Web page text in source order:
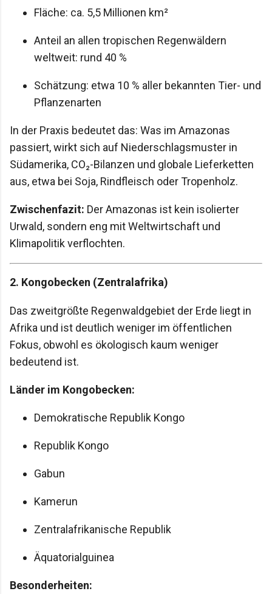
Fläche: ca. 5,5 Millionen km²
Anteil an allen tropischen Regenwäldern
weltweit: rund 40 %
Schätzung: etwa 10 % aller bekannten Tier- und
Pflanzenarten
In der Praxis bedeutet das: Was im Amazonas
passiert, wirkt sich auf Niederschlagsmuster in
Südamerika, CO₂-Bilanzen und globale Lieferketten
aus, etwa bei Soja, Rindfleisch oder Tropenholz.
Zwischenfazit: Der Amazonas ist kein isolierter
Urwald, sondern eng mit Weltwirtschaft und
Klimapolitik verflochten.
2. Kongobecken (Zentralafrika)
Das zweitgrößte Regenwaldgebiet der Erde liegt in
Afrika und ist deutlich weniger im öffentlichen
Fokus, obwohl es ökologisch kaum weniger
bedeutend ist.
Länder im Kongobecken:
Demokratische Republik Kongo
Republik Kongo
Gabun
Kamerun
Zentralafrikanische Republik
Äquatorialguinea
Besonderheiten: